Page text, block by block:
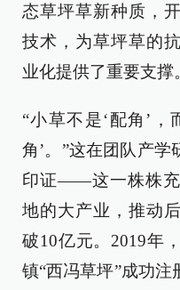
态草坪草新种质，
技术，为草坪草的
业化提供了重要支撑
“小草不是‘配角’
角’。”这在团队产
印证——这一株株充
地的大产业，推动
破10亿元。2019年
镇“西冯草坪”成功注